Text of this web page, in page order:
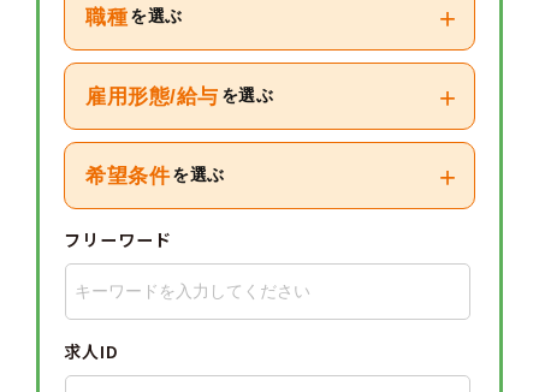
職種 を選ぶ +
雇用形態/給与 を選ぶ +
希望条件 を選ぶ +
フリーワード
求人ID